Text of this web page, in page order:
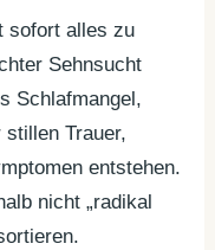
sofort alles zu
Sehnsucht
Schlafmangel,
stillen Trauer,
entstehen.
nicht „radikal